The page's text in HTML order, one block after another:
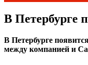
В Петербурге
В Петербурге
между компанией и